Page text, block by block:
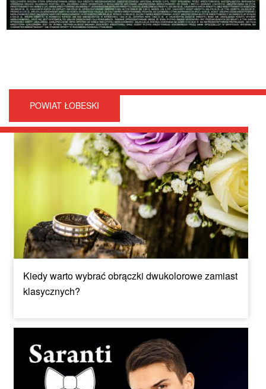
POWIAT ŁOBESKI
Kiedy warto wybrać obrączki dwukolorowe zamiast
klasycznych?